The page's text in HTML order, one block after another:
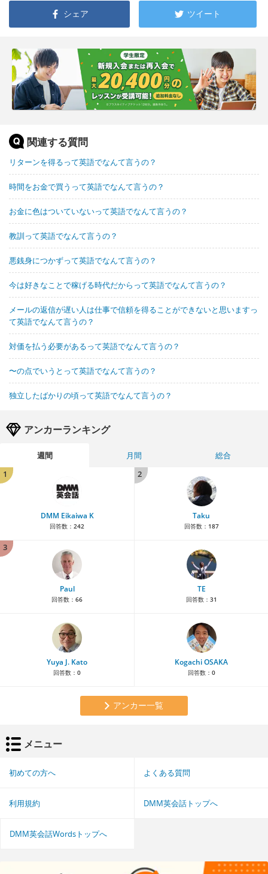
シェア ツイート
関連する質問
リターンを得るって英語でなんて言うの？
時間をお金で買うって英語でなんて言うの？
お金に色はついていないって英語でなんて言うの？
教訓って英語でなんて言うの？
悪銭身につかずって英語でなんて言うの？
今は好きなことで稼げる時代だからって英語でなんて言うの？
メールの返信が遅い人は仕事で信頼を得ることができないと思いますっ
て英語でなんて言うの？
対価を払う必要があるって英語でなんて言うの？
〜の点でいうとって英語でなんて言うの？
独立したばかりの頃って英語でなんて言うの？
アンカーランキング
週間 月間
総合
1
DMM Eikaiwa K
回答数： 242
2
Taku
回答数： 187
3
Paul
回答数： 66
TE
回答数： 31
Yuya J. Kato
回答数： 0
Kogachi OSAKA
回答数： 0
アンカー一覧
メニュー
初めての方へ よくある質問
利用規約 DMM英会話トップへ
DMM英会話Wordsトップへ